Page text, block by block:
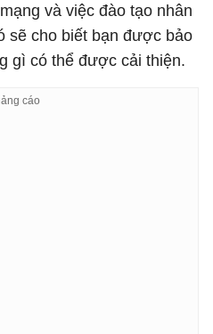
và việc đào tạo nhân
sẽ cho biết bạn được bảo
gì có thể được cải thiện.